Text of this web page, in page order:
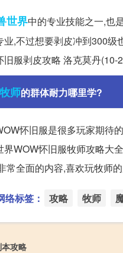
世界中的专业技能之一,也
业,不过想要剥皮冲到300级
服剥皮攻略 洛克莫丹(10-
牧师的群体耐力哪里学?
怀旧服是很多玩家期待
界WOW怀旧服牧师攻略大
常全面的内容,喜欢玩牧师
络标签： 攻略 牧师
攻略